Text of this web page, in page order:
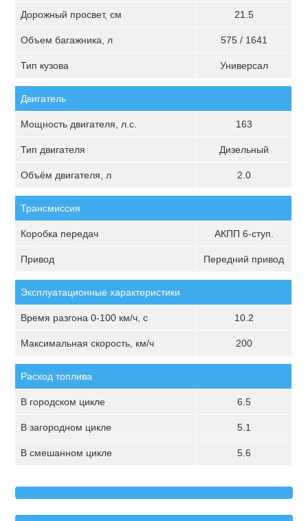
Дорожный просвет, см 21.5
Объем багажника, л 575 / 1641
Тип кузова Универсал
Двигатель
Мощность двигателя, л.с. 163
Тип двигателя Дизельный
Объём двигателя, л 2.0
Трансмиссия
Коробка передач АКПП 6-ступ.
Привод Передний привод
Эксплуатационные характеристики
Время разгона 0-100 км/ч, с 10.2
Максимальная скорость, км/ч 200
Расход топлива
В городском цикле 6.5
В загородном цикле 5.1
В смешанном цикле 5.6